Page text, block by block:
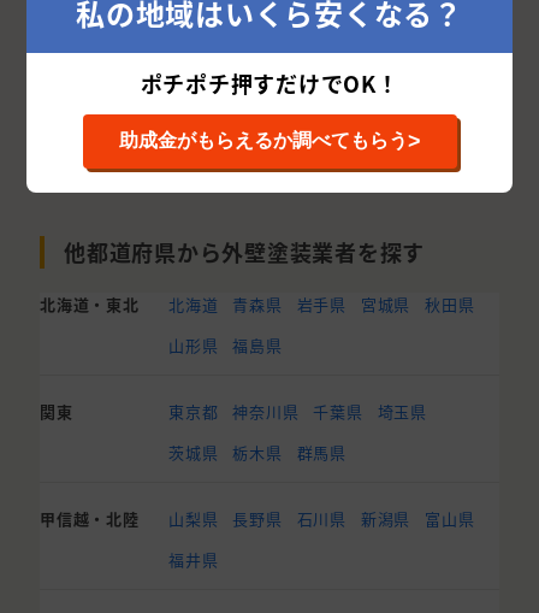
他都道府県から外壁塗装業者を探す
北海道・東北 北海道 青森県 岩手県 宮城県
秋田県
山形県
福島県
関東 東京都 神奈川県 千葉県
埼玉県
茨城県
栃木県 群馬県
甲信越・北陸 山梨県 長野県 石川県 新潟県
富山県
福井県
私の地域はいくら安くなる？
ポチポチ押すだけでOK！
助成金がもらえるか調べてもらう>